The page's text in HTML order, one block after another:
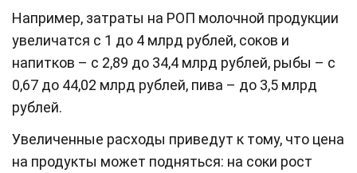
Например, затраты на РОП молочной продукции
увеличатся с 1 до 4 млрд рублей, соков и
напитков – с 2,89 до 34,4 млрд рублей, рыбы – с
0,67 до 44,02 млрд рублей, пива – до 3,5 млрд
рублей.
Увеличенные расходы приведут к тому, что цена
на продукты может подняться: на соки рост